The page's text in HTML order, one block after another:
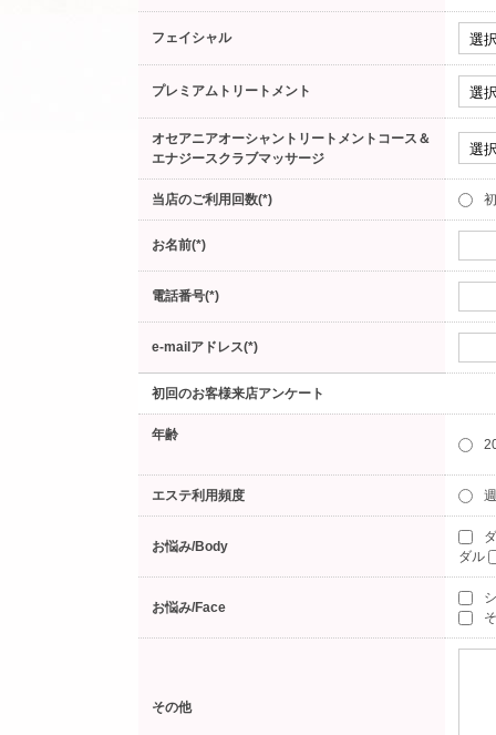
フェイシャル
プレミアムトリートメント
オセアニアオーシャントリートメントコース＆
エナジースクラブマッサージ
当店のご利用回数(*)
お名前(*)
電話番号(*)
e-mailアドレス(*)
初回のお客様来店アンケート
年齢
エステ利用頻度
お悩み/Body
ダル
お悩み/Face
その他